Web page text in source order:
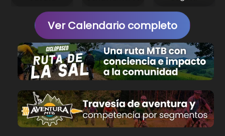
Ver Calendario completo